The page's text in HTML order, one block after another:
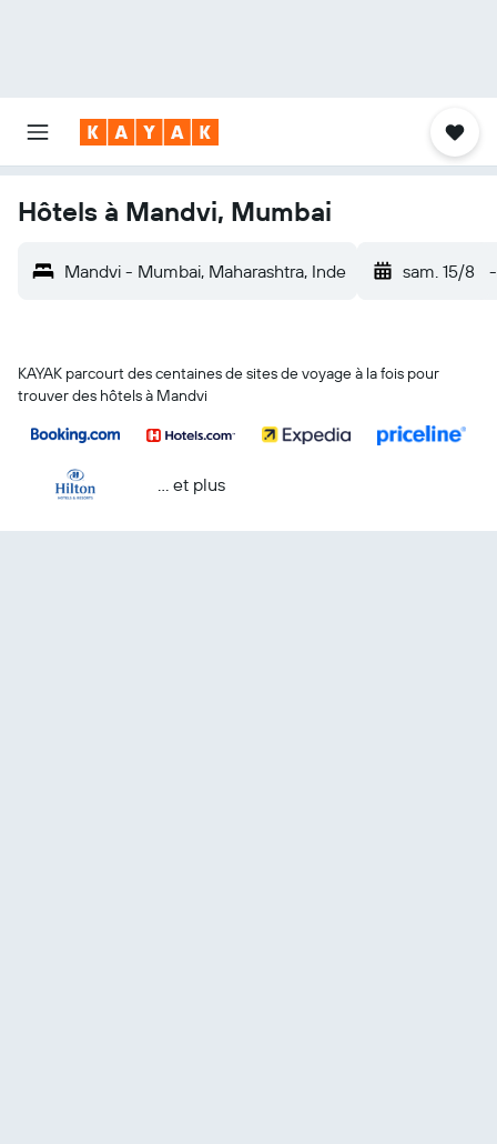
Hôtels à Mandvi, Mumbai
Mandvi - Mumbai, Maharashtra, Inde sam. 15/8 -
KAYAK parcourt des centaines de sites de voyage à la fois pour
trouver des hôtels à Mandvi
… et plus